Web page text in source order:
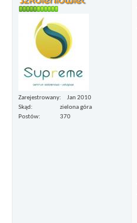
Zarejestrowany
Jan 2010
Skąd
zielona góra
Postów
370